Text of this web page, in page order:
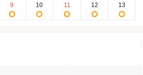
9 10 11 12 13